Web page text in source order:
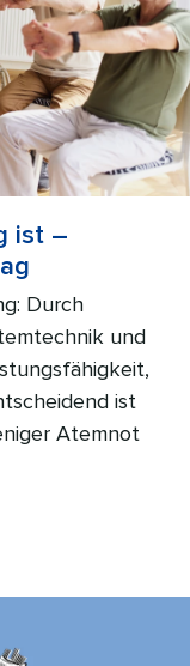
ist –
Durch
und
ist
Atemnot